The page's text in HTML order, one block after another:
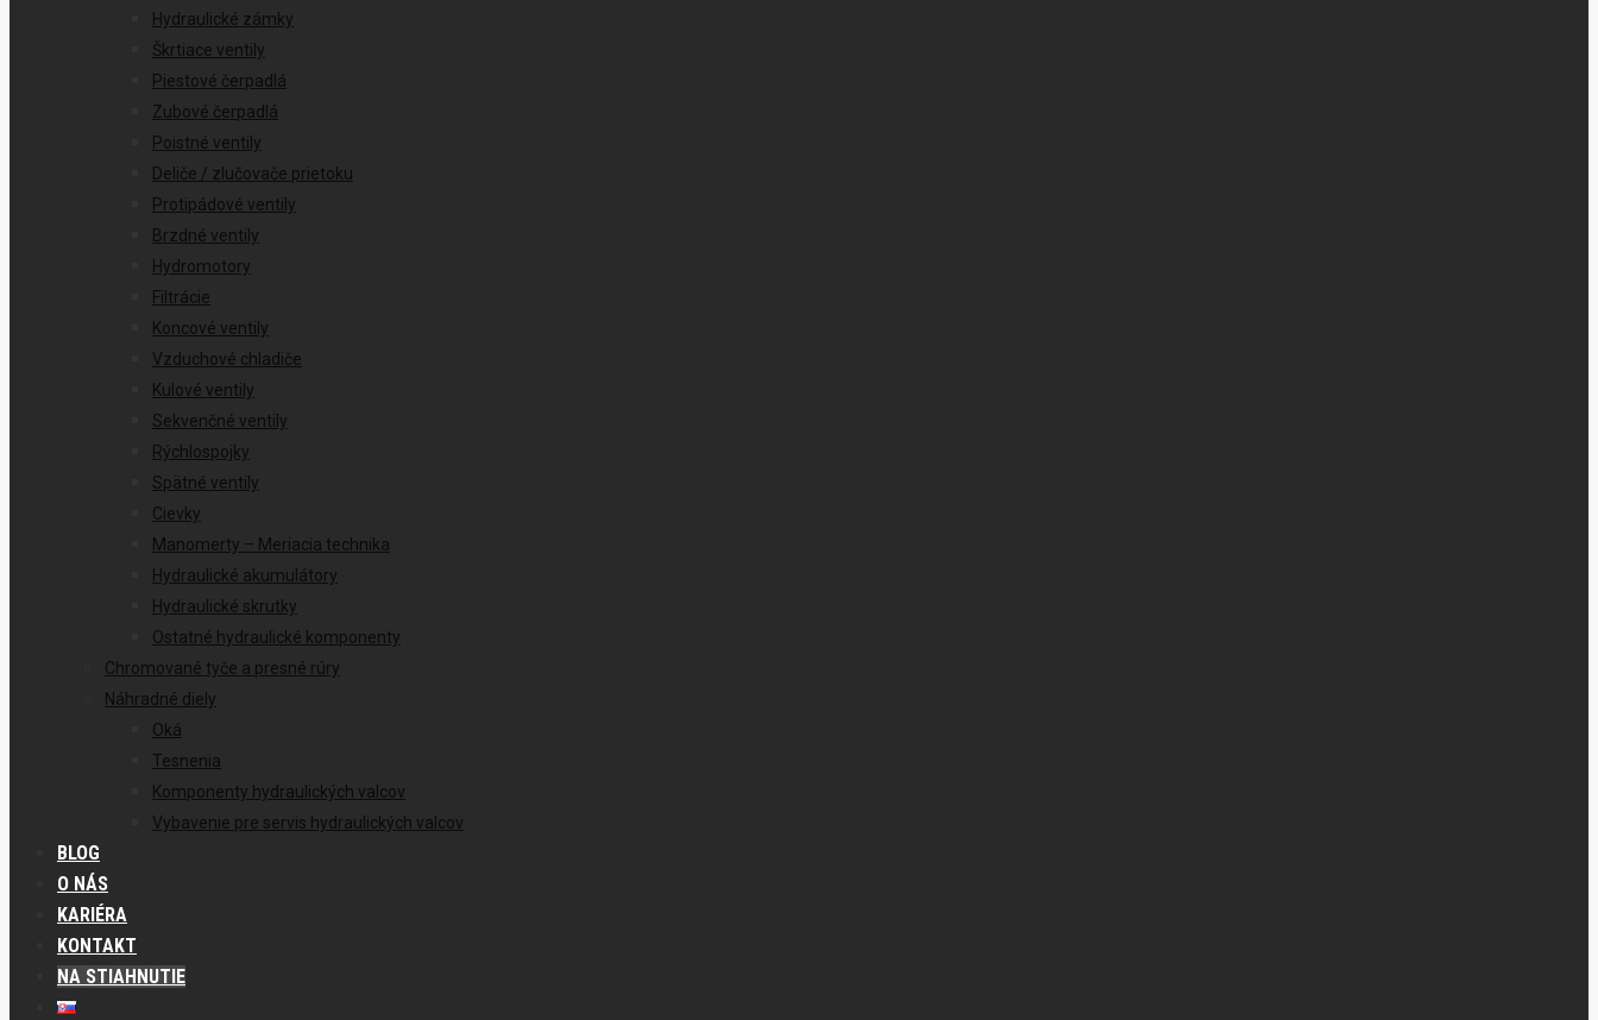
Hydraulické zámky
Škrtiace ventily
Piestové čerpadlá
Zubové čerpadlá
Poistné ventily
Deliče / zlučovače prietoku
Protipádové ventily
Brzdné ventily
Hydromotory
Filtrácie
Koncové ventily
Vzduchové chladiče
Kulové ventily
Sekvenčné ventily
Rýchlospojky
Spätné ventily
Cievky
Manomerty – Meriacia technika
Hydraulické akumulátory
Hydraulické skrutky
Ostatné hydraulické komponenty
Chromované tyče a presné rúry
Náhradné diely
Oká
Tesnenia
Komponenty hydraulických valcov
Vybavenie pre servis hydraulických valcov
BLOG
O NÁS
KARIÉRA
KONTAKT
NA STIAHNUTIE